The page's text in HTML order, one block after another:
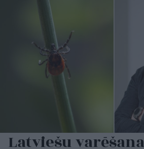
Latviešu